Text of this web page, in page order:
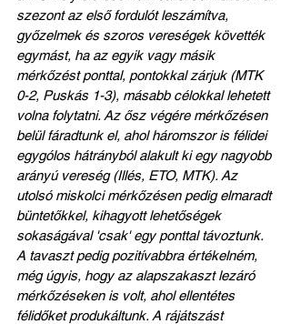
szezont az első fordulót leszámítva,
győzelmek és szoros vereségek követték
egymást, ha az egyik vagy másik
mérkőzést ponttal, pontokkal zárjuk (MTK
0-2, Puskás 1-3), másabb célokkal lehetett
volna folytatni. Az ősz végére mérkőzésen
belül fáradtunk el, ahol háromszor is félidei
egygólos hátrányból alakult ki egy nagyobb
arányú vereség (Illés, ETO, MTK). Az
utolsó miskolci mérkőzésen pedig elmaradt
büntetőkkel, kihagyott lehetőségek
sokaságával 'csak' egy ponttal távoztunk.
A tavaszt pedig pozitívabbra értékelném,
még úgyis, hogy az alapszakaszt lezáró
mérkőzéseken is volt, ahol ellentétes
félidőket produkáltunk. A rájátszást